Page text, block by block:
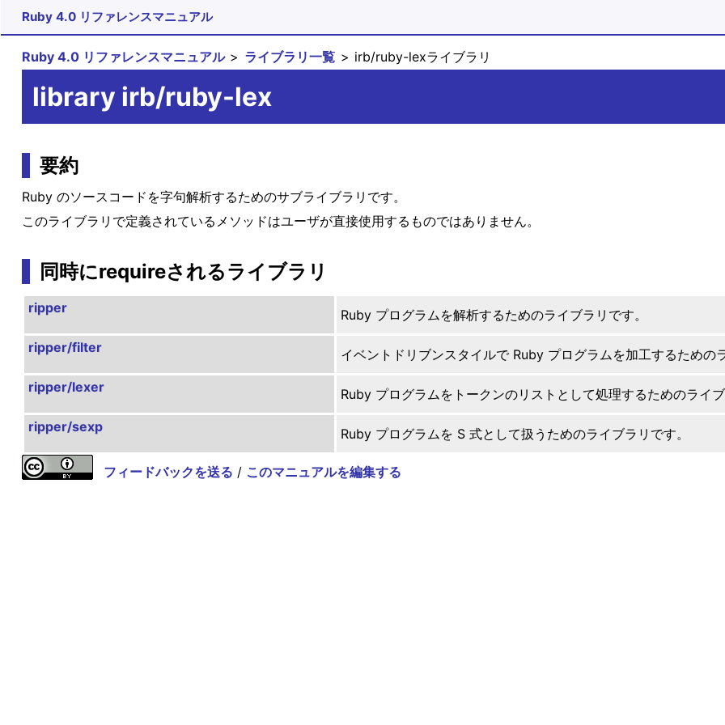
Ruby 4.0 リファレンスマニュアル
Ruby 4.0 リファレンスマニュアル ライブラリ一覧 irb/ruby-lexライブラリ
library irb/ruby-lex
要約
Ruby のソースコードを字句解析するためのサブライブラリです。
このライブラリで定義されているメソッドはユーザが直接使用するものではありません。
同時にrequireされるライブラリ
ripper Ruby プログラムを解析するためのライブラリです。
ripper/filter イベントドリブンスタイルで Ruby プログラムを加工するための
ripper/lexer Ruby プログラムをトークンのリストとして処理するためのライブ
ripper/sexp Ruby プログラムを S 式として扱うためのライブラリです。
フィードバックを送る / このマニュアルを編集する